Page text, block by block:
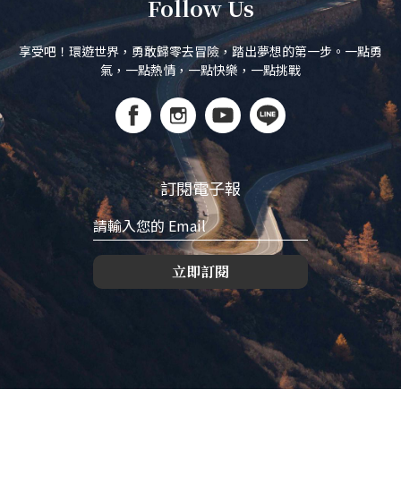
Follow Us
享受吧！環遊世界，勇敢歸零去冒險，踏出夢想的第一步。一點勇
氣，一點熱情，一點快樂，一點挑戰
訂閱電子報
立即訂閱